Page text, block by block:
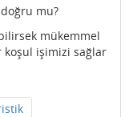
mu?
mükemmel
koşul işimizi sağlar